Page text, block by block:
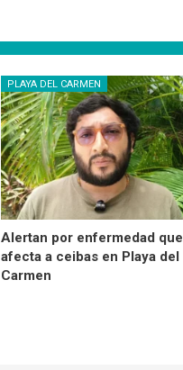
PLAYA DEL CARMEN
Alertan por enfermedad que
afecta a ceibas en Playa del
Carmen